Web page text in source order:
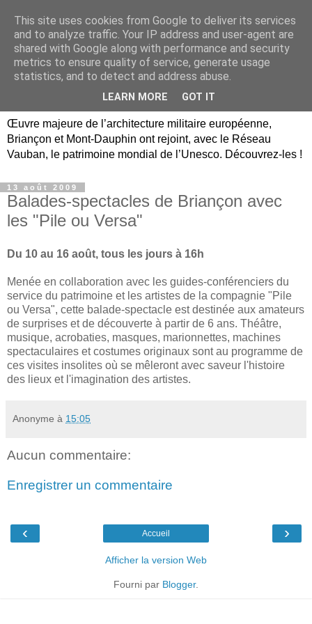
Briançon, Mont-Dauphin,
Vauban Unesco Hautes-
Œuvre majeure de l’architecture militaire européenne,
Briançon et Mont-Dauphin ont rejoint, avec le Réseau
Vauban, le patrimoine mondial de l’Unesco. Découvrez-les !
13 août 2009
Balades-spectacles de Briançon avec
les "Pile ou Versa"
Du 10 au 16 août, tous les jours à 16h
Menée en collaboration avec les guides-conférenciers du
service du patrimoine et les artistes de la compagnie "Pile
ou Versa", cette balade-spectacle est destinée aux amateurs
de surprises et de découverte à partir de 6 ans. Théâtre,
musique, acrobaties, masques, marionnettes, machines
spectaculaires et costumes originaux sont au programme de
ces visites insolites où se mêleront avec saveur l'histoire
des lieux et l'imagination des artistes.
Anonyme à 15:05
Aucun commentaire:
Enregistrer un commentaire
‹ ›
Accueil
Afficher la version Web
Fourni par Blogger.
This site uses cookies from Google to deliver its services
and to analyze traffic. Your IP address and user-agent are
shared with Google along with performance and security
metrics to ensure quality of service, generate usage
statistics, and to detect and address abuse.
LEARN MORE GOT IT